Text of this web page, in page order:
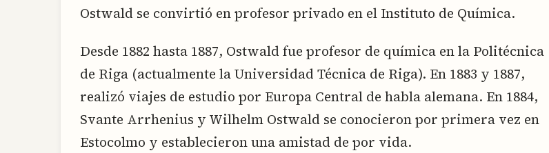
Ostwald se convirtió en profesor privado en el Instituto de Química.
Desde 1882 hasta 1887, Ostwald fue profesor de química en la Politécnica
de Riga (actualmente la Universidad Técnica de Riga). En 1883 y 1887,
realizó viajes de estudio por Europa Central de habla alemana. En 1884,
Svante Arrhenius y Wilhelm Ostwald se conocieron por primera vez en
Estocolmo y establecieron una amistad de por vida.